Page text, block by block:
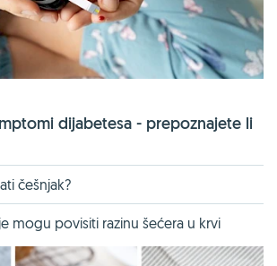
dijabetesa - prepoznajete li
češnjak?
mogu povisiti razinu šećera u krvi